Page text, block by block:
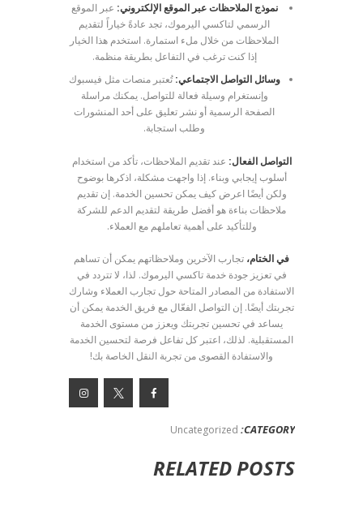
نموذج الملاحظات عبر الموقع الإلكتروني: عبر الموقع
الرسمي لتاكسي اليرموك، تجد عادةً خياراً لتقديم
الملاحظات من خلال ملء استمارة. استخدم هذا الخيار
إذا كنت ترغب في التفاعل بطريقة منظمة.
وسائل التواصل الاجتماعي:تُعتبر منصات مثل فيسبوك
وإنستغرام وسيلة فعالة للتواصل. يمكنك مراسلة
الصفحة الرسمية أو نشر تعليق على أحد المنشورات
وطلب استجابة.
التواصل الفعال: عند تقديم الملاحظات، تأكد من استخدام
أسلوب إيجابي وبناء. إذا واجهت مشكلة، اذكرها بوضوح
ولكن أيضًا اعرض كيف يمكن تحسين الخدمة. إن تقديم
ملاحظات بناءة هو أفضل طريقة لتقديم الدعم للشركة
وللتأكيد على أهمية تعاملهم مع العملاء.
في الختام، تجارب الآخرين وملاحظاتهم يمكن أن تساهم
في تعزيز جودة خدمة تاكسي اليرموك. لذا، لا تتردد في
الاستفادة من المصادر المتاحة حول تجارب العملاء وشارك
تجربتك أيضًا. إن التواصل الفعّال مع فريق الخدمة يمكن أن
يساعد في تحسين تجربتك ويعزز من مستوى الخدمة
المستقبلية. لذلك، اعتبر كل تفاعل فرصة لتحسين الخدمة
والاستفادة القصوى من تجربة النقل الخاصة بك!
CATEGORY:
Uncategorized
RELATED POSTS